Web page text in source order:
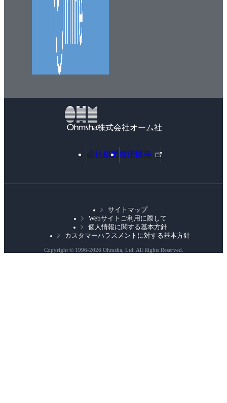
株式会社オーム社
会社概要採用情報
外
部
ン
サイトマップ
Webサイトご利用に際して
個人情報に関する基本方針
カスタマーハラスメントに対する基本方針
Copyright © 1996-2026 Ohmsha, Ltd. All Rights Reserved.